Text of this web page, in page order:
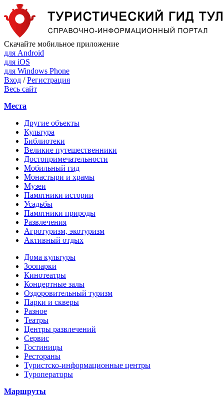
Скачайте мобильное приложение
для Android
для iOS
для Windows Phone
Вход /Регистрация
Весь сайт
Места
Другие объекты
Культура
Библиотеки
Великие путешественники
Достопримечательности
Мобильный гид
Монастыри и храмы
Музеи
Памятники истории
Усадьбы
Памятники природы
Развлечения
Агротуризм, экотуризм
Активный отдых
Дома культуры
Зоопарки
Кинотеатры
Концертные залы
Оздоровительный туризм
Парки и скверы
Разное
Театры
Центры развлечений
Сервис
Гостиницы
Рестораны
Туристско-информационные центры
Туроператоры
Маршруты